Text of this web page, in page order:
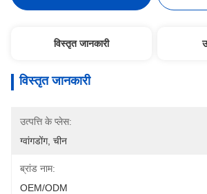
विस्तृत जानकारी
विस्तृत जानकारी
उत्पत्ति के प्लेस:
ग्वांगडोंग, चीन
ब्रांड नाम:
OEM/ODM